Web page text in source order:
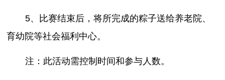
5、比赛结束后，将所完成的粽子送给养老院、
育幼院等社会福利中心。
注：此活动需控制时间和参与人数。